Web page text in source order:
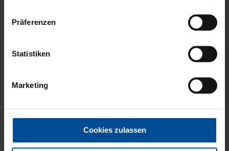
Präferenzen
Statistiken
Marketing
Cookies zulassen
HALF ZIP KRLSRH GRAU
35,00 € 54,95 €
BABY LÄTZCHEN-2ER